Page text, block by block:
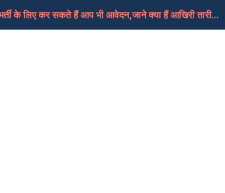
के लिए कर सकते हैं आप भी आवेदन,जाने क्या हैं आखिरी तारी...
अच्छा होगा दिन, कामकाज में मिलेगी सफलता, जाने क्या...